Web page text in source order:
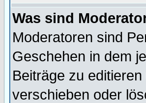
Was sind
Moderatoren sind
Geschehen in dem
Beiträge zu
verschieben oder